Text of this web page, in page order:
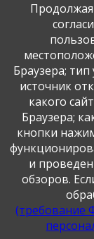
персональных
данных".
Браузера;
источник
какого
Браузера;
кнопки
и
обзоров.
(требование